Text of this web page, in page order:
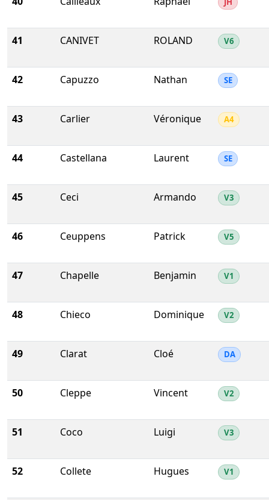
41 CANIVET ROLAND V6
42 Capuzzo Nathan SE
43 Carlier Véronique A4
44 Castellana Laurent SE
45 Ceci Armando V3
46 Ceuppens Patrick V5
47 Chapelle Benjamin V1
48 Chieco Dominique V2
49 Clarat Cloé DA
50 Cleppe Vincent V2
51 Coco Luigi V3
52 Collete Hugues V1